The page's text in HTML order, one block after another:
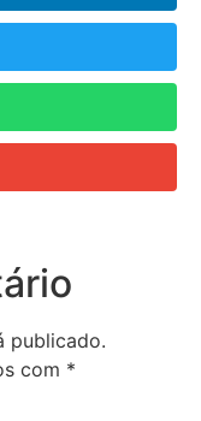
publicado.
com *